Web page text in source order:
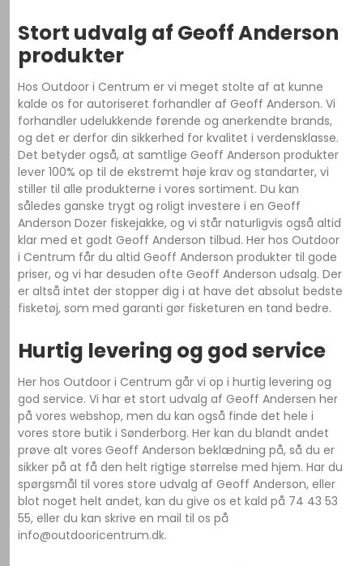
Stort udvalg af Geoff Anderson
produkter
Hos Outdoor i Centrum er vi meget stolte af at kunne
kalde os for autoriseret forhandler af Geoff Anderson. Vi
forhandler udelukkende førende og anerkendte brands,
og det er derfor din sikkerhed for kvalitet i verdensklasse.
Det betyder også, at samtlige Geoff Anderson produkter
lever 100% op til de ekstremt høje krav og standarter, vi
stiller til alle produkterne i vores sortiment. Du kan
således ganske trygt og roligt investere i en Geoff
Anderson Dozer fiskejakke, og vi står naturligvis også altid
klar med et godt Geoff Anderson tilbud. Her hos Outdoor
i Centrum får du altid Geoff Anderson produkter til gode
priser, og vi har desuden ofte Geoff Anderson udsalg. Der
er altså intet der stopper dig i at have det absolut bedste
fisketøj, som med garanti gør fisketuren en tand bedre.
Hurtig levering og god service
Her hos Outdoor i Centrum går vi op i hurtig levering og
god service. Vi har et stort udvalg af Geoff Andersen her
på vores webshop, men du kan også finde det hele i
vores store butik i Sønderborg. Her kan du blandt andet
prøve alt vores Geoff Anderson beklædning på, så du er
sikker på at få den helt rigtige størrelse med hjem. Har du
spørgsmål til vores store udvalg af Geoff Anderson, eller
blot noget helt andet, kan du give os et kald på 74 43 53
55, eller du kan skrive en mail til os på
info@outdooricentrum.dk.